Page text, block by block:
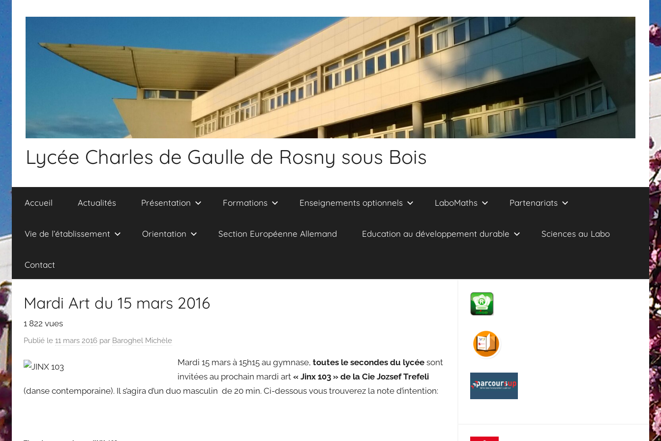
Lycée Charles de Gaulle de Rosny sous Bois
Accueil Actualités Présentation Formations Enseignements optionnels LaboMaths Partenariats
Vie de l’établissement Orientation Section Européenne Allemand Education au développement durable Sciences au Labo
Contact
Mardi Art du 15 mars 2016
1 822 vues
Publié le 11 mars 2016 par Baroghel Michèle
Mardi 15 mars à 15h15 au gymnase, toutes le secondes du lycée sont
invitées au prochain mardi art « Jinx 103 » de la Cie Jozsef Trefeli
(danse contemporaine). Il s’agira d’un duo masculin de 20 min. Ci-dessous vous trouverez la note d’intention: